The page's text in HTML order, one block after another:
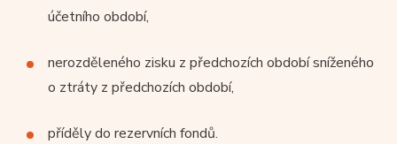
účetního období,
nerozděleného zisku z předchozích období sníženého
o ztráty z předchozích období,
příděly do rezervních fondů.